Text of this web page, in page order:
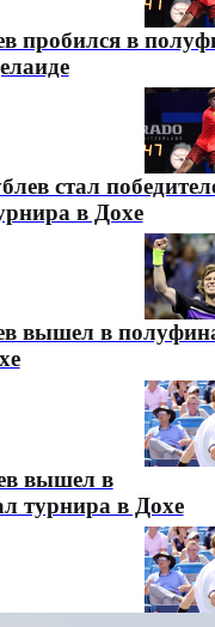
пробился в
стал
в Дохе
вышел в
вышел в
турнира в Дохе